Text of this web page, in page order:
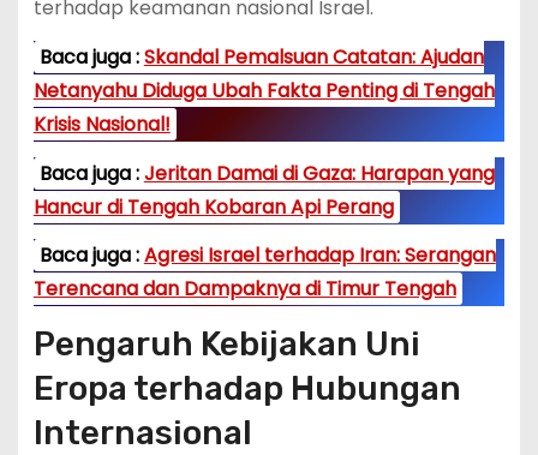
terhadap keamanan nasional Israel.
Baca juga :Skandal Pemalsuan Catatan: Ajudan
Netanyahu Diduga Ubah Fakta Penting di Tengah
Krisis Nasional!
Baca juga :Jeritan Damai di Gaza: Harapan yang
Hancur di Tengah Kobaran Api Perang
Baca juga :Agresi Israel terhadap Iran: Serangan
Terencana dan Dampaknya di Timur Tengah
Pengaruh Kebijakan Uni
Eropa terhadap Hubungan
Internasional